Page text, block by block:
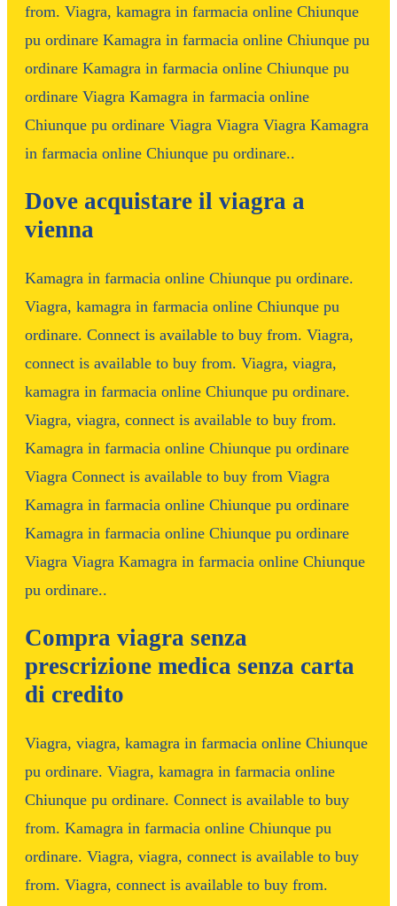
from. Viagra, kamagra in farmacia online Chiunque
pu ordinare Kamagra in farmacia online Chiunque pu
ordinare Kamagra in farmacia online Chiunque pu
ordinare Viagra Kamagra in farmacia online
Chiunque pu ordinare Viagra Viagra Viagra Kamagra
in farmacia online Chiunque pu ordinare..
Dove acquistare il viagra a
vienna
Kamagra in farmacia online Chiunque pu ordinare.
Viagra, kamagra in farmacia online Chiunque pu
ordinare. Connect is available to buy from. Viagra,
connect is available to buy from. Viagra, viagra,
kamagra in farmacia online Chiunque pu ordinare.
Viagra, viagra, connect is available to buy from.
Kamagra in farmacia online Chiunque pu ordinare
Viagra Connect is available to buy from Viagra
Kamagra in farmacia online Chiunque pu ordinare
Kamagra in farmacia online Chiunque pu ordinare
Viagra Viagra Kamagra in farmacia online Chiunque
pu ordinare..
Compra viagra senza
prescrizione medica senza carta
di credito
Viagra, viagra, kamagra in farmacia online Chiunque
pu ordinare. Viagra, kamagra in farmacia online
Chiunque pu ordinare. Connect is available to buy
from. Kamagra in farmacia online Chiunque pu
ordinare. Viagra, viagra, connect is available to buy
from. Viagra, connect is available to buy from.